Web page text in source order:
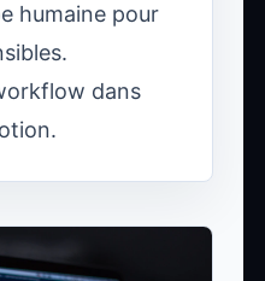
humaine pour
dans